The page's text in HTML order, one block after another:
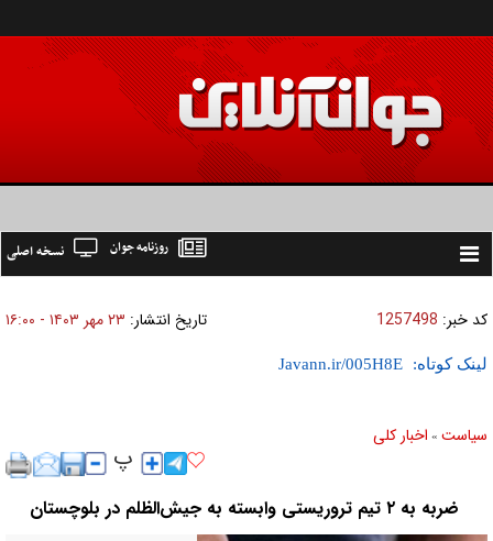
Toggle
نسخه اصلی روزنامه جوان
کد خبر: 1257498 تاریخ انتشار: ۲۳ مهر ۱۴۰۳ - ۱۶:۰۰
لینک کوتاه:
سیاست » اخبار کلی
ضربه به ۲ تیم تروریستی وابسته به جیش‌الظلم در بلوچستان